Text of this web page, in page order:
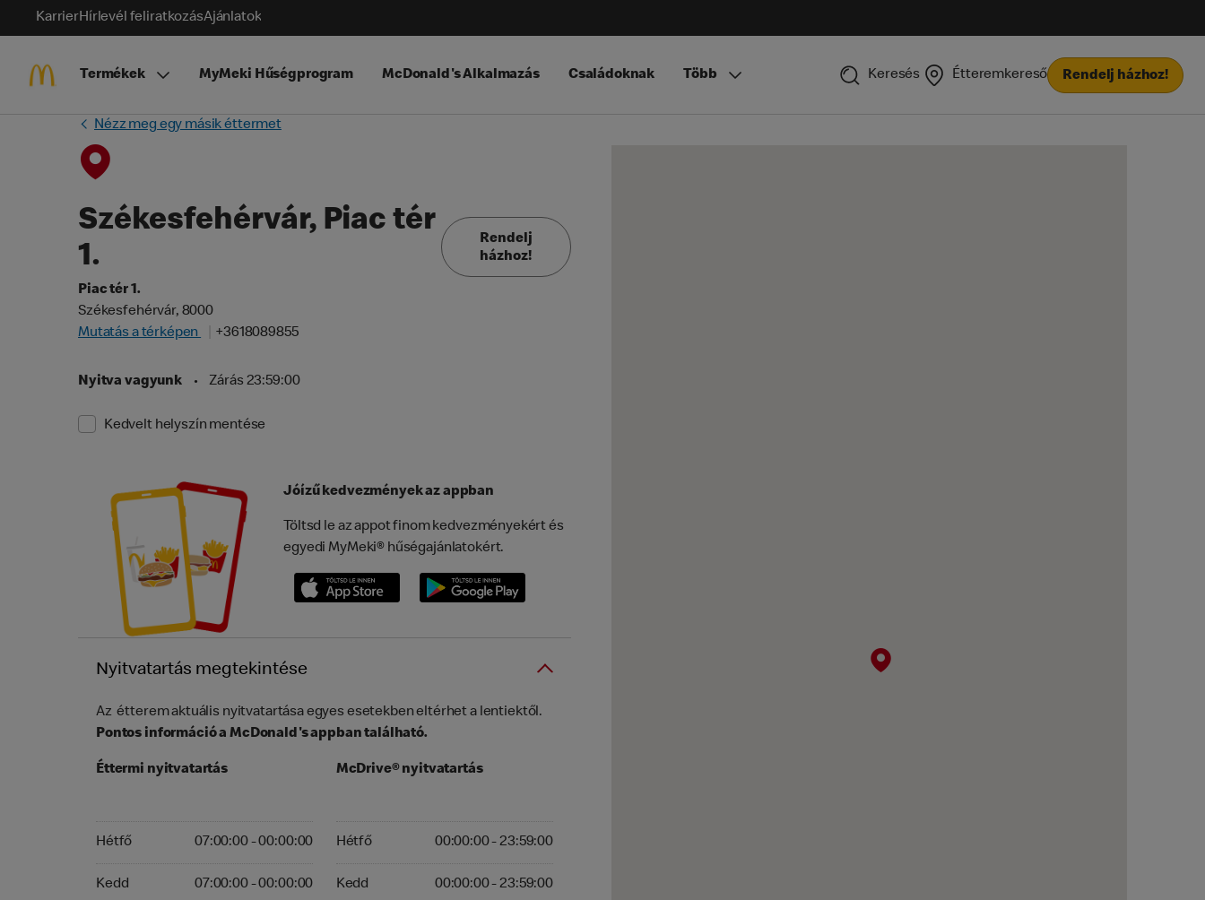
KarrierHírlevél feliratkozásAjánlatok
Termékek MyMeki Hűségprogram McDonald's Alkalmazás Családoknak Több Keresés Étteremkereső Rendelj házhoz!
Nézz meg egy másik éttermet
Székesfehérvár, Piac tér
1.
Piac tér 1.
Székesfehérvár, 8000
Mutatás a térképen
+3618089855
Nyitva vagyunk • Zárás 23:59:00
Kedvelt helyszín mentése
Rendelj
házhoz!
Jóízű kedvezmények az appban
Töltsd le az appot finom kedvezményekért és
egyedi MyMeki® hűségajánlatokért.
Nyitvatartás megtekintése
Az étterem aktuális nyitvatartása egyes esetekben eltérhet a lentiektől.
Pontos információ a McDonald's appban található.
Éttermi nyitvatartás
Hétfő 07:00:00 - 00:00:00
Hétfő 07:00:00 - 00:00:00
Kedd 07:00:00 - 00:00:00
McDrive® nyitvatartás
Hétfő 00:00:00 - 23:59:00
Hétfő 00:00:00 - 23:59:00
Kedd 00:00:00 - 23:59:00